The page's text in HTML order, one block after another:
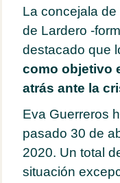
La concejala
de Lardero -
destacado que
como objetivo
atrás ante la
Eva Guerreros
pasado 30 de
2020. Un total
situación